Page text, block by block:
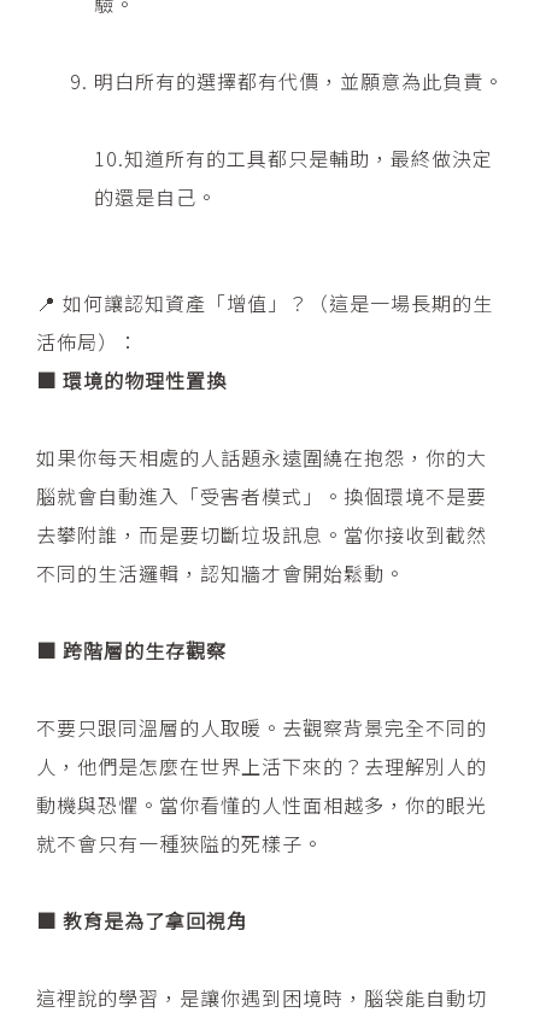
明白所有的選擇都有代價，並願意為此負責。
10.知道所有的工具都只是輔助，最終做決定
的還是自己。
📍 如何讓認知資產「增值」？（這是一場長期的生
活佈局）：
■ 環境的物理性置換
如果你每天相處的人話題永遠圍繞在抱怨，你的大
腦就會自動進入「受害者模式」。換個環境不是要
去攀附誰，而是要切斷垃圾訊息。當你接收到截然
不同的生活邏輯，認知牆才會開始鬆動。
■ 跨階層的生存觀察
不要只跟同溫層的人取暖。去觀察背景完全不同的
人，他們是怎麼在世界上活下來的？去理解別人的
動機與恐懼。當你看懂的人性面相越多，你的眼光
就不會只有一種狹隘的死樣子。
■ 教育是為了拿回視角
這裡說的學習，是讓你遇到困境時，腦袋能自動切